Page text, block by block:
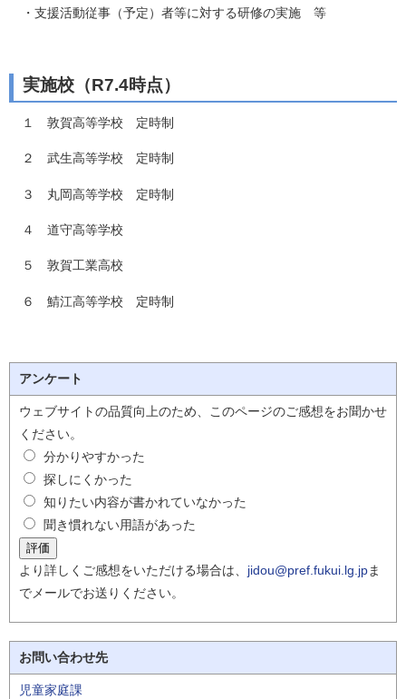
・支援活動従事（予定）者等に対する研修の実施 等
実施校（R7.4時点）
１ 敦賀高等学校 定時制
２ 武生高等学校 定時制
３ 丸岡高等学校 定時制
４ 道守高等学校
５ 敦賀工業高校
６ 鯖江高等学校 定時制
アンケート
ウェブサイトの品質向上のため、このページのご感想をお聞かせ
ください。
分かりやすかった
探しにくかった
知りたい内容が書かれていなかった
聞き慣れない用語があった
より詳しくご感想をいただける場合は、 jidou@pref.fukui.lg.jpま
でメールでお送りください。
お問い合わせ先
児童家庭課